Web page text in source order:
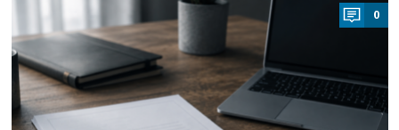
0